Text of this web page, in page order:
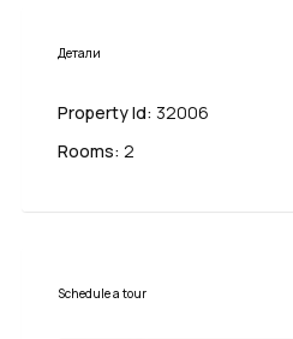
Детали
Property Id: 32006
Rooms: 2
Schedule a tour